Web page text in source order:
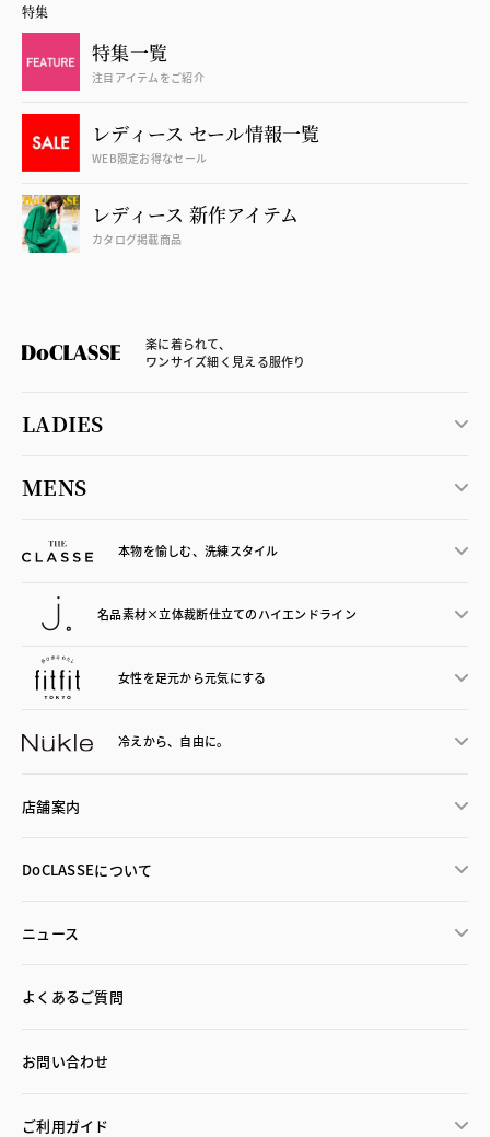
特集
特集一覧
注目アイテムをご紹介
レディース セール情報一覧
WEB限定お得なセール
レディース 新作アイテム
カタログ掲載商品
楽に着られて、
ワンサイズ細く見える服作り
LADIES
MENS
本物を愉しむ、洗練スタイル
名品素材×立体裁断仕立てのハイエンドライン
女性を足元から元気にする
冷えから、 自由に。
店舗案内
DoCLASSEについて
ニュース
よくあるご質問
お問い合わせ
ご利用ガイド